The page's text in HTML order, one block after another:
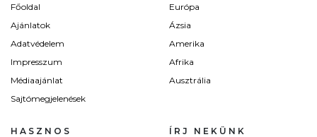
Főoldal
Ajánlatok
Adatvédelem
Impresszum
Médiaajánlat
Sajtómegjelenések
Európa
Ázsia
Amerika
Afrika
Ausztrália
HASZNOS ÍRJ NEKÜNK